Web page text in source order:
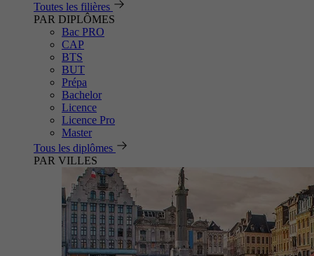
Toutes les filières
PAR DIPLÔMES
Bac PRO
CAP
BTS
BUT
Prépa
Bachelor
Licence
Licence Pro
Master
Tous les diplômes
PAR VILLES